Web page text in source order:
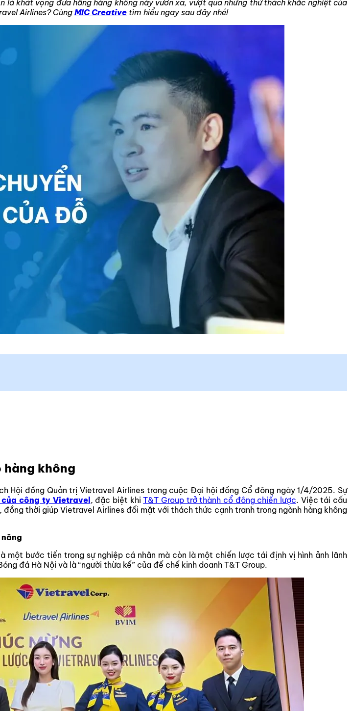
là khát vọng đưa hãng hàng không này vươn xa, vượt qua những thử thách khắc nghiệt của
Airlines? Cùng MIC Creative tìm hiểu ngay sau đây nhé!
hàng không
Hội đồng Quản trị Vietravel Airlines trong cuộc Đại hội đồng Cổ đông ngày 1/4/2025. Sự
công ty Vietravel, đặc biệt khiT&T Group trở thành cổ đông chiến lược. Việc tái cấu
thời giúp Vietravel Airlines đối mặt với thách thức cạnh tranh trong ngành hàng không
bước tiến trong sự nghiệp cá nhân mà còn là một chiến lược tái định vị hình ảnh lãnh
đá Hà Nội và là “người thừa kế” của đế chế kinh doanh T&T Group.